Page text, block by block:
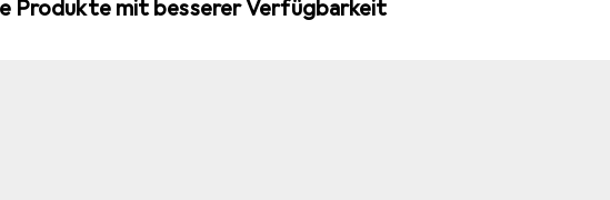
Produkte mit besserer Verfügbarkeit